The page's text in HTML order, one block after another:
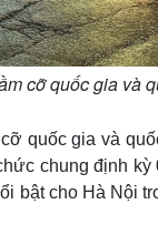
cỡ quốc gia và
quốc gia và
chung định
bật cho Hà Nội